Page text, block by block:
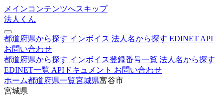
メインコンテンツへスキップ
法人くん
都道府県から探す インボイス 法人名から探す EDINET API
お問い合わせ
都道府県から探す インボイス登録番号一覧 法人名から探す
EDINET一覧 APIドキュメント お問い合わせ
ホーム都道府県一覧宮城県富谷市
宮城県